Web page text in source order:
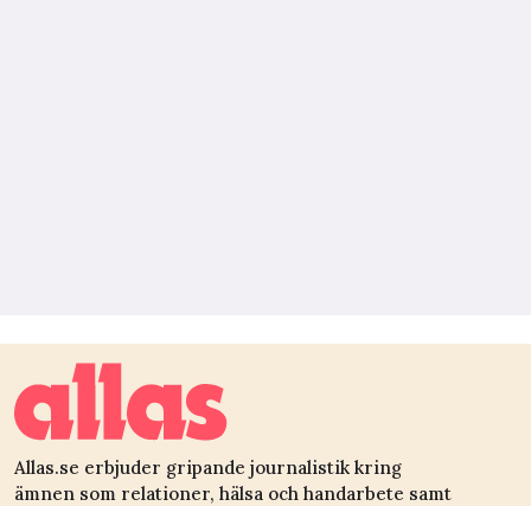
Allas.se erbjuder gripande journalistik kring
ämnen som relationer, hälsa och handarbete samt